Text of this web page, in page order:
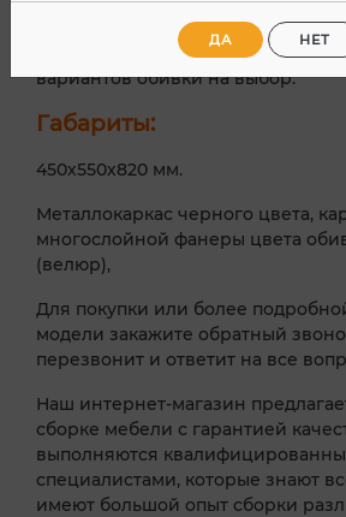
или дачи. Каркас выполнен из
фанеры, опоры металлические.
вариантов обивки на выбор.
Габариты:
450х550х820 мм.
Металлокаркас черного цвета,
многослойной фанеры цвета
(велюр),
Для покупки или более
модели закажите обратный
перезвонит и ответит на все
Наш интернет-магазин
сборке мебели с гарантией
выполняются
специалистами, которые знают
имеют большой опыт сборки
ДА НЕТ